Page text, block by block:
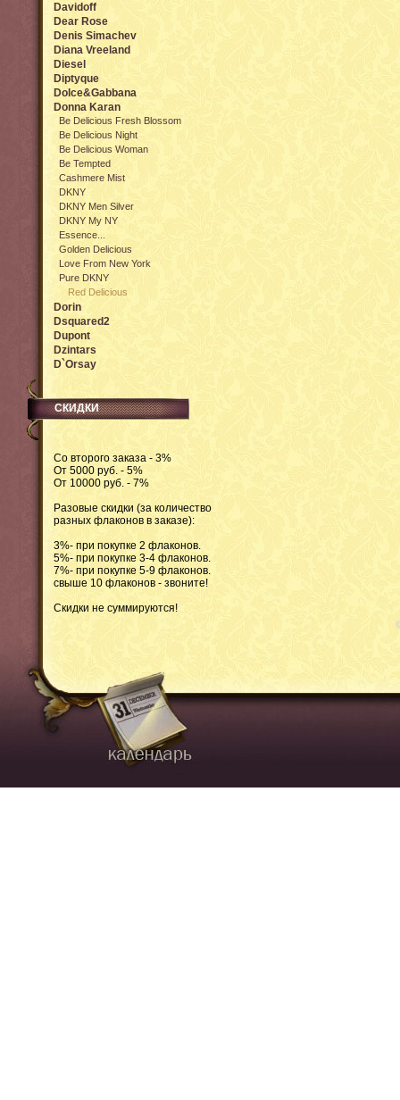
Davidoff
Dear Rose
Denis Simachev
Diana Vreeland
Diesel
Diptyque
Dolce&Gabbana
Donna Karan
Be Delicious Fresh Blossom
Be Delicious Night
Be Delicious Woman
Be Tempted
Cashmere Mist
DKNY
DKNY Men Silver
DKNY My NY
Essence...
Golden Delicious
Love From New York
Pure DKNY
Red Delicious
Dorin
Dsquared2
Dupont
Dzintars
D`Orsay
СКИДКИ
Со второго заказа - 3%
От 5000 руб. - 5%
От 10000 руб. - 7%
Разовые скидки (за количество
разных флаконов в заказе):
3%- при покупке 2 флаконов.
5%- при покупке 3-4 флаконов.
7%- при покупке 5-9 флаконов.
свыше 10 флаконов - звоните!
Скидки не суммируются!